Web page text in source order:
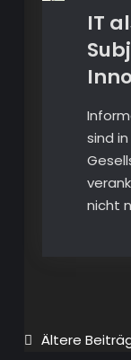
IT
sind
nicht
Ältere